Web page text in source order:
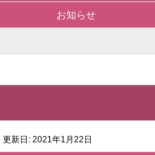
お知らせ
更新日: 2021年1月22日